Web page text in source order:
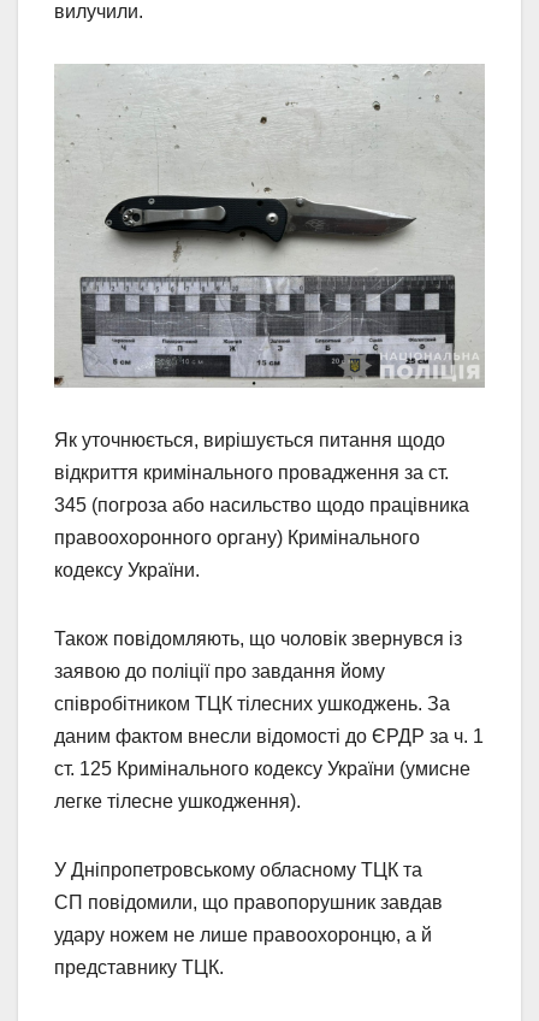
вилучили.
Як уточнюється, вирішується питання щодо
відкриття кримінального провадження за ст.
345 (погроза або насильство щодо працівника
правоохоронного органу) Кримінального
кодексу України.
Також повідомляють, що чоловік звернувся із
заявою до поліції про завдання йому
співробітником ТЦК тілесних ушкоджень. За
даним фактом внесли відомості до ЄРДР за ч. 1
ст. 125 Кримінального кодексу України (умисне
легке тілесне ушкодження).
У Дніпропетровському обласному ТЦК та
СП повідомили, що правопорушник завдав
удару ножем не лише правоохоронцю, а й
представнику ТЦК.